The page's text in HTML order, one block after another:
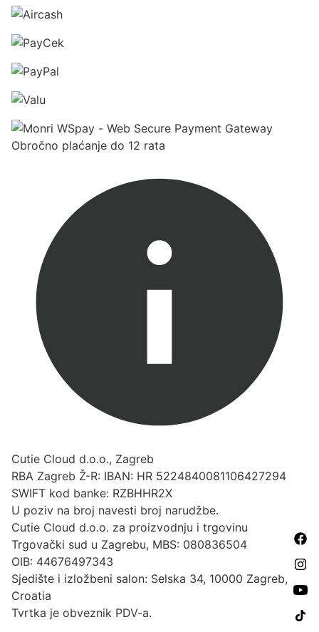
Obročno plaćanje do 12 rata
Cutie Cloud d.o.o., Zagreb
RBA Zagreb Ž-R: IBAN: HR 5224840081106427294
SWIFT kod banke: RZBHHR2X
U poziv na broj navesti broj narudžbe.
Cutie Cloud d.o.o. za proizvodnju i trgovinu
Trgovački sud u Zagrebu, MBS: 080836504
OIB: 44676497343
Sjedište i izložbeni salon: Selska 34, 10000 Zagreb,
Croatia
Tvrtka je obveznik PDV-a.